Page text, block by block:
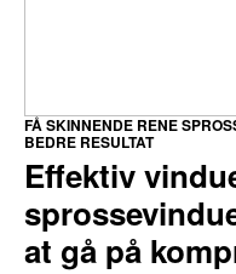
Effektiv
at gå på
FÅ SKINNENDE RENE
BEDRE RESULTAT